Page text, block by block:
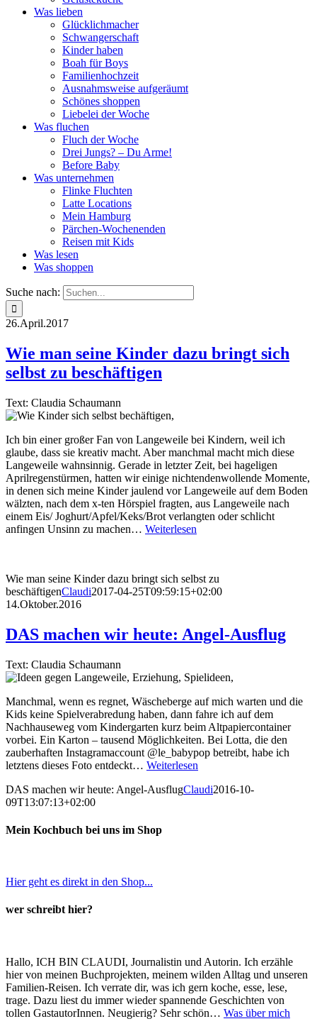
Was lieben
Glücklichmacher
Schwangerschaft
Kinder haben
Boah für Boys
Familienhochzeit
Ausnahmsweise aufgeräumt
Schönes shoppen
Liebelei der Woche
Was fluchen
Fluch der Woche
Drei Jungs? – Du Arme!
Before Baby
Was unternehmen
Flinke Fluchten
Latte Locations
Mein Hamburg
Pärchen-Wochenenden
Reisen mit Kids
Was lesen
Was shoppen
Suche nach:
26.April.2017
Wie man seine Kinder dazu bringt sich
selbst zu beschäftigen
Text: Claudia Schaumann
Ich bin einer großer Fan von Langeweile bei Kindern, weil ich
glaube, dass sie kreativ macht. Aber manchmal macht mich diese
Langeweile wahnsinnig. Gerade in letzter Zeit, bei hageligen
Aprilregenstürmen, hatten wir einige nichtendenwollende Momente,
in denen sich meine Kinder jaulend vor Langeweile auf dem Boden
wälzten, nach dem x-ten Hörspiel fragten, aus Langeweile nach
einem Eis/ Joghurt/Apfel/Keks/Brot verlangten oder schlicht
anfingen Unsinn zu machen… Weiterlesen
Wie man seine Kinder dazu bringt sich selbst zu
beschäftigenClaudi2017-04-25T09:59:15+02:00
14.Oktober.2016
DAS machen wir heute: Angel-Ausflug
Text: Claudia Schaumann
Manchmal, wenn es regnet, Wäscheberge auf mich warten und die
Kids keine Spielverabredung haben, dann fahre ich auf dem
Nachhauseweg vom Kindergarten kurz beim Altpapiercontainer
vorbei. Ein Karton – tausend Möglichkeiten. Bei Lotta, die den
zauberhaften Instagramaccount @le_babypop betreibt, habe ich
letztens dieses Foto entdeckt… Weiterlesen
DAS machen wir heute: Angel-AusflugClaudi2016-10-
09T13:07:13+02:00
Mein Kochbuch bei uns im Shop
Hier geht es direkt in den Shop...
wer schreibt hier?
Hallo, ICH BIN CLAUDI, Journalistin und Autorin. Ich erzähle
hier von meinen Buchprojekten, meinem wilden Alltag und unseren
Familien-Reisen. Ich verrate dir, was ich gern koche, esse, lese,
trage. Dazu liest du immer wieder spannende Geschichten von
tollen GastautorInnen. Neugierig? Sehr schön… Was über mich